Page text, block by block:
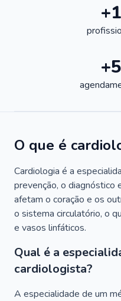
O que é
Cardiologia é a
prevenção, o diagnóstico
afetam o coração e os
o sistema circulatório, o
e vasos linfáticos.
Qual é a
cardiologista?
A especialidade de um